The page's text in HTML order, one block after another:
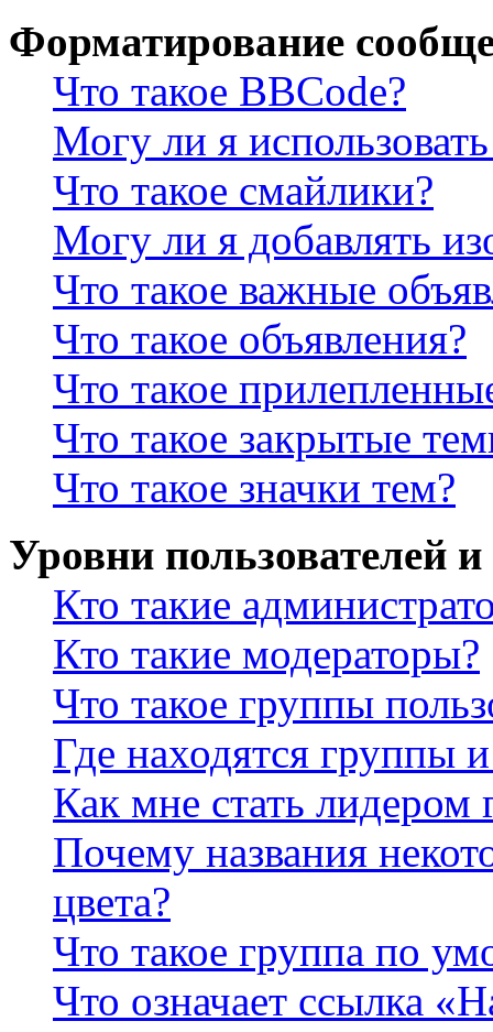
Форматирование
Что такое BBCode?
Могу ли я
Что такое смайлики?
Могу ли я добавлять
Что такое важные
Что такое объявления?
Что такое
Что такое закрытые
Что такое значки тем?
Уровни пользователей
Кто такие
Кто такие модераторы?
Что такое группы
Где находятся группы
Как мне стать лидером
Почему названия
цвета?
Что такое группа по
Что означает ссылка